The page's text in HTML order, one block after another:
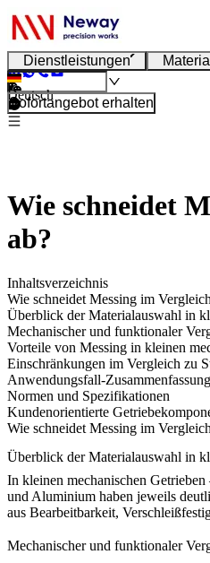
Dienstleistungen
Deutsch
Sofortangebot erhalten
Wie schneidet
ab?
Inhaltsverzeichnis
Wie schneidet Messing im
Überblick der Materialauswahl in
Mechanischer und funktionaler
Vorteile von Messing in kleinen
Einschränkungen im Vergleich zu
Anwendungsfall-Zusammenfassung
Normen und Spezifikationen
Kundenorientierte
Wie schneidet Messing im
Überblick der Materialauswahl in
In kleinen mechanischen
und Aluminium haben jeweils
aus Bearbeitbarkeit,
Mechanischer und funktionaler